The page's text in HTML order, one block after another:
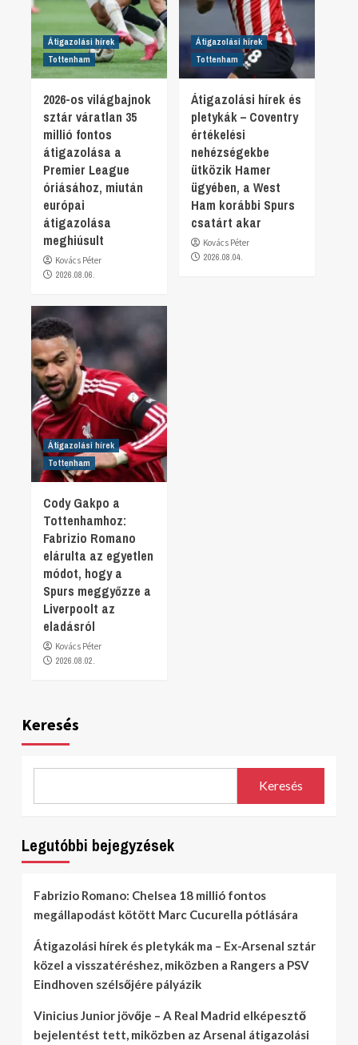
Átigazolási hírek
Tottenham
2026-os világbajnok
sztár váratlan 35
millió fontos
átigazolása a
Premier League
óriásához, miután
európai
átigazolása
meghiúsult
Kovács Péter
2026.08.06.
Átigazolási hírek
Tottenham
Átigazolási hírek és
pletykák – Coventry
értékelési
nehézségekbe
ütközik Hamer
ügyében, a West
Ham korábbi Spurs
csatárt akar
Kovács Péter
2026.08.04.
Átigazolási hírek
Tottenham
Cody Gakpo a
Tottenhamhoz:
Fabrizio Romano
elárulta az egyetlen
módot, hogy a
Spurs meggyőzze a
Liverpoolt az
eladásról
Kovács Péter
2026.08.02.
Keresés
Keresés
Legutóbbi bejegyzések
Fabrizio Romano: Chelsea 18 millió fontos
megállapodást kötött Marc Cucurella pótlására
Átigazolási hírek és pletykák ma – Ex-Arsenal sztár
közel a visszatéréshez, miközben a Rangers a PSV
Eindhoven szélsőjére pályázik
Vinicius Junior jövője – A Real Madrid elképesztő
bejelentést tett, miközben az Arsenal átigazolási